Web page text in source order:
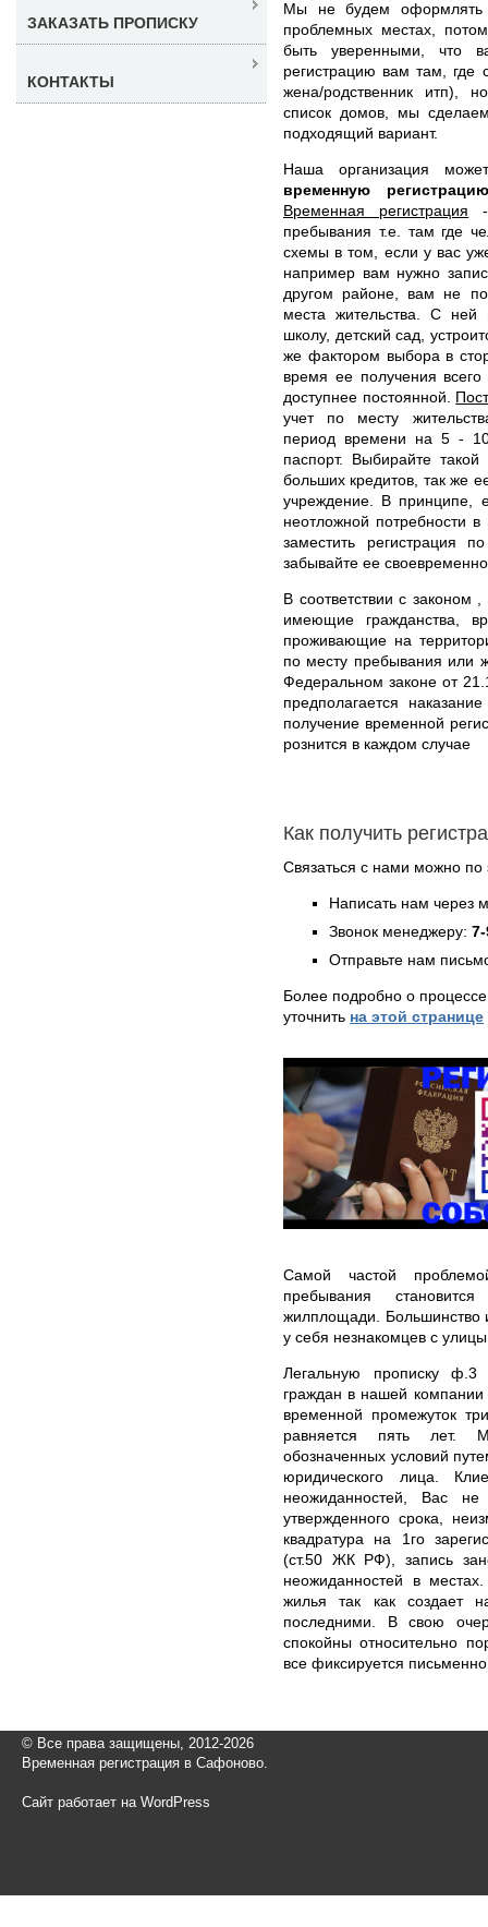
Мы не будем оформлять
проблемных местах,
быть уверенными, что
регистрацию вам там, где
жена/родственник итп),
список домов, мы
подходящий вариант.
Наша организация
временную
Временная регистрация -
пребывания т.е. там где
схемы в том, если у вас
например вам нужно
другом районе, вам не
места жительства. С ней
школу, детский сад,
же фактором выбора в
время ее получения
доступнее постоянной.
учет по месту
период времени на 5 -
паспорт. Выбирайте
больших кредитов, так же
учреждение. В принципе,
неотложной потребности
заместить регистрация
забывайте ее
В соответствии с
имеющие гражданства,
проживающие на
по месту пребывания или
Федеральном законе от
предполагается
получение временной
рознится в каждом случае
Как получить
Связаться с нами можно по
Написать нам через
Звонок менеджеру:
Отправьте нам
Более подробно о
уточнить на этой странице
Самой частой
пребывания
жилплощади. Большинство
у себя незнакомцев с
Легальную прописку ф.3
граждан в нашей
временной промежуток
равняется пять лет.
обозначенных условий
юридического лица.
неожиданностей, Вас
утвержденного срока,
квадратура на 1го
(ст.50 ЖК РФ), запись
неожиданностей в
жилья так как создает
последними. В свою
спокойны относительно
все фиксируется
ЗАКАЗАТЬ ПРОПИСКУ
КОНТАКТЫ
© Все права защищены, 2012-2026
Временная регистрация в Сафоново.
Сайт работает на WordPress